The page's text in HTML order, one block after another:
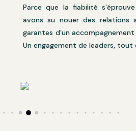
Parce que la fiabilité
avons su nouer des relations
garantes d’un
Un engagement de leaders, tout